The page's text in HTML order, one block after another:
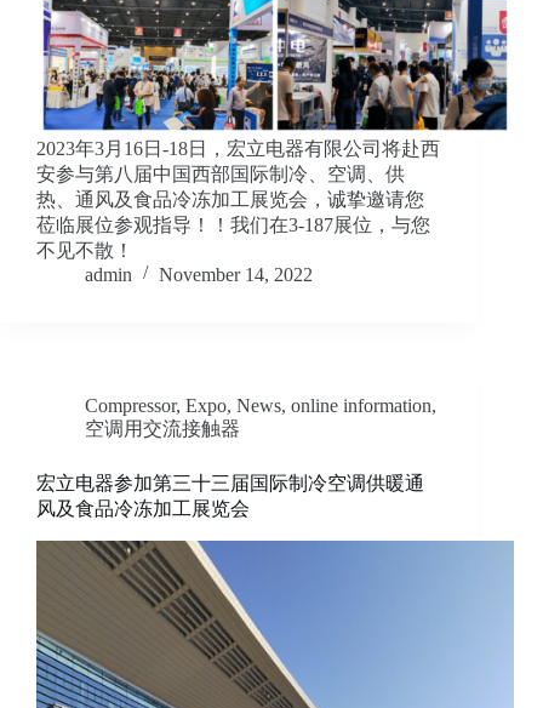
2023年3月16日-18日，宏立电器有限公司将赴西
安参与第八届中国西部国际制冷、空调、供
热、通风及食品冷冻加工展览会，诚挚邀请您
莅临展位参观指导！！我们在3-187展位，与您
不见不散！
admin
November 14, 2022
Compressor, Expo, News, online information,
空调用交流接触器
宏立电器参加第三十三届国际制冷空调供暖通
风及食品冷冻加工展览会